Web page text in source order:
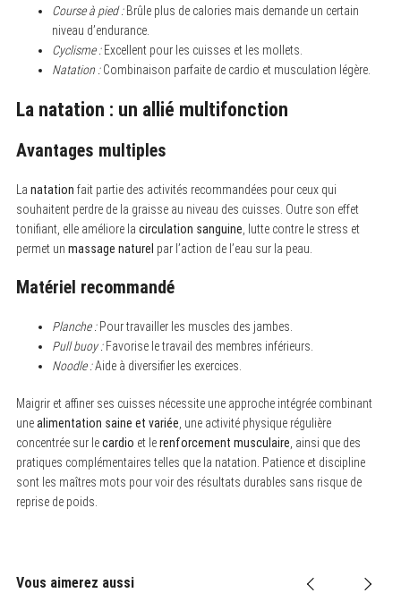
Course à pied :Brûle plus de calories mais demande un certain
niveau d’endurance.
Cyclisme :Excellent pour les cuisses et les mollets.
Natation :Combinaison parfaite de cardio et musculation légère.
La natation : un allié multifonction
Avantages multiples
La natation fait partie des activités recommandées pour ceux qui
souhaitent perdre de la graisse au niveau des cuisses. Outre son effet
tonifiant, elle améliore la circulation sanguine , lutte contre le stress et
permet un massage naturel par l’action de l’eau sur la peau.
Matériel recommandé
Planche :Pour travailler les muscles des jambes.
Pull buoy :Favorise le travail des membres inférieurs.
Noodle :Aide à diversifier les exercices.
Maigrir et affiner ses cuisses nécessite une approche intégrée combinant
unealimentation saine et variée , une activité physique régulière
concentrée sur lecardio et lerenforcement musculaire , ainsi que des
pratiques complémentaires telles que la natation. Patience et discipline
sont les maîtres mots pour voir des résultats durables sans risque de
reprise de poids.
Vous aimerez aussi
o
r
: